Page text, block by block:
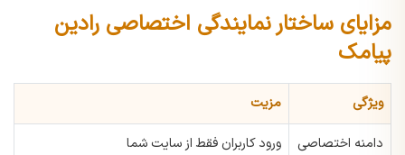
مزایای ساختار نمایندگی اختصاصی رادین
پیامک
ویژگی مزیت
دامنه اختصاصی ورود کاربران فقط از سایت شما